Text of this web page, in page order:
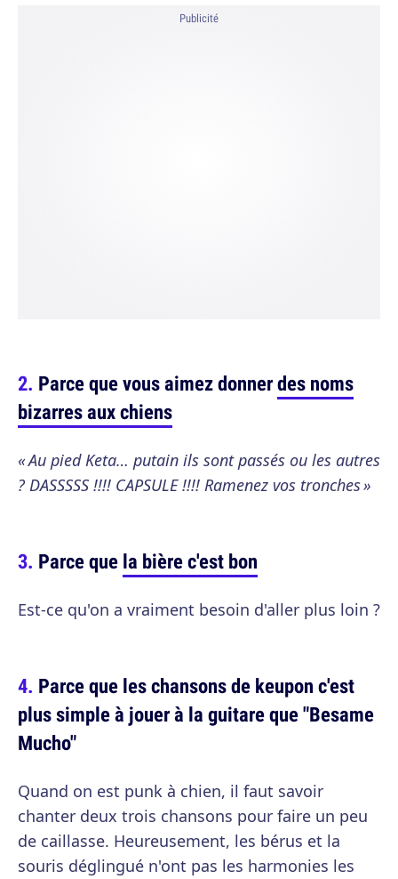
Publicité
Parce que vous aimez donnerdes noms
bizarres aux chiens
« Au pied Keta… putain ils sont passés ou les autres
? DASSSSS !!!! CAPSULE !!!! Ramenez vos tronches »
Parce quela bière c'est bon
Est-ce qu'on a vraiment besoin d'aller plus loin ?
Parce que les chansons de keupon c'est
plus simple à jouer à la guitare que "Besame
Mucho"
Quand on est punk à chien, il faut savoir
chanter deux trois chansons pour faire un peu
de caillasse. Heureusement, les bérus et la
souris déglingué n'ont pas les harmonies les